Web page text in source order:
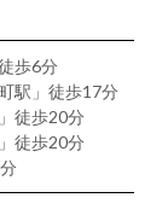
歩6分
駅」徒歩17分
徒歩20分
徒歩20分